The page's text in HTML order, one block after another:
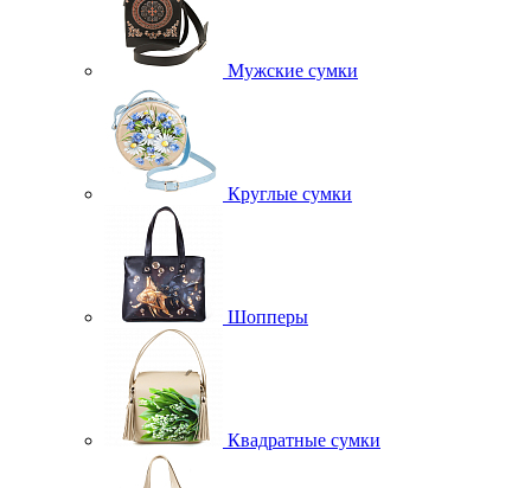
Мужские сумки
Круглые сумки
Шопперы
Квадратные сумки